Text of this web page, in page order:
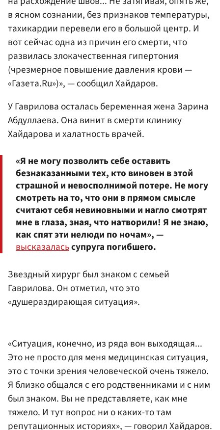
в ясном сознании, без признаков температуры,
тахикардии перевели его в большой центр. И
вот сейчас одна из причин его смерти, что
развилась злокачественная гипертония
(чрезмерное повышение давления крови —
«Газета.Ru»)», — сообщил Хайдаров.
У Гаврилова осталась беременная жена Зарина
Абдуллаева. Она винит в смерти клинику
Хайдарова и халатность врачей.
«Я не могу позволить себе оставить
безнаказанными тех, кто виновен в этой
страшной и невосполнимой потере. Не могу
смотреть на то, что они в прямом смысле
считают себя невиновными и нагло смотрят
мне в глаза, зная, что натворили! Я не знаю,
как спят эти нелюди по ночам», —
высказаласьсупруга погибшего.
Звездный хирург был знаком с семьей
Гаврилова. Он отметил, что это
«душераздирающая ситуация».
«Ситуация, конечно, из ряда вон выходящая...
Это не просто для меня медицинская ситуация,
это с точки зрения человеческой очень тяжело.
Я близко общался с его родственниками и с ним
был знаком. Вы не представляете, как мне
тяжело. И тут вопрос ни о каких-то там
репутационных историях», — говорил Хайдаров.